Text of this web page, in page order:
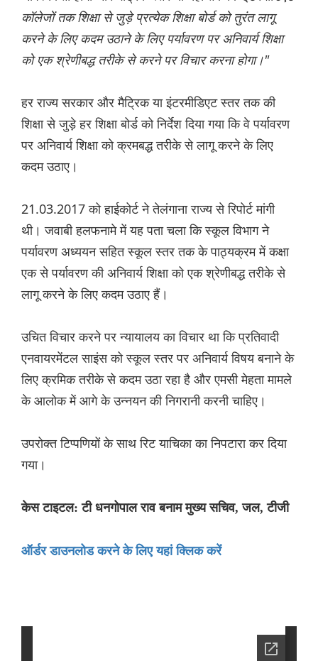
कॉलेजों तक शिक्षा से जुड़े प्रत्येक शिक्षा बोर्ड को तुरंत लागू
करने के लिए कदम उठाने के लिए पर्यावरण पर अनिवार्य शिक्षा
को एक श्रेणीबद्ध तरीके से करने पर विचार करना होगा।"
हर राज्य सरकार और मैट्रिक या इंटरमीडिएट स्तर तक की
शिक्षा से जुड़े हर शिक्षा बोर्ड को निर्देश दिया गया कि वे पर्यावरण
पर अनिवार्य शिक्षा को क्रमबद्ध तरीके से लागू करने के लिए
कदम उठाए।
21.03.2017 को हाईकोर्ट ने तेलंगाना राज्य से रिपोर्ट मांगी
थी। जवाबी हलफनामे में यह पता चला कि स्कूल विभाग ने
पर्यावरण अध्ययन सहित स्कूल स्तर तक के पाठ्यक्रम में कक्षा
एक से पर्यावरण की अनिवार्य शिक्षा को एक श्रेणीबद्ध तरीके से
लागू करने के लिए कदम उठाए हैं।
उचित विचार करने पर न्यायालय का विचार था कि प्रतिवादी
एनवायरमेंटल साइंस को स्कूल स्तर पर अनिवार्य विषय बनाने के
लिए क्रमिक तरीके से कदम उठा रहा है और एमसी मेहता मामले
के आलोक में आगे के उन्नयन की निगरानी करनी चाहिए।
उपरोक्त टिप्पणियों के साथ रिट याचिका का निपटारा कर दिया
गया।
केस टाइटल: टी धनगोपाल राव बनाम मुख्य सचिव, जल, टीजी
ऑर्डर डाउनलोड करने के लिए यहां क्लिक करें